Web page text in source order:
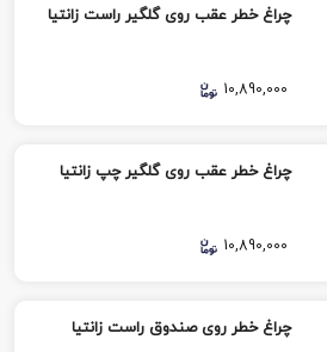
چراغ خطر عقب روی گلگیر راست زانتیا
10,890,000
چراغ خطر عقب روی گلگیر چپ زانتیا
10,890,000
چراغ خطر روی صندوق راست زانتیا